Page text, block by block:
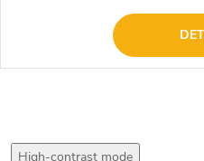
High-contrast mode